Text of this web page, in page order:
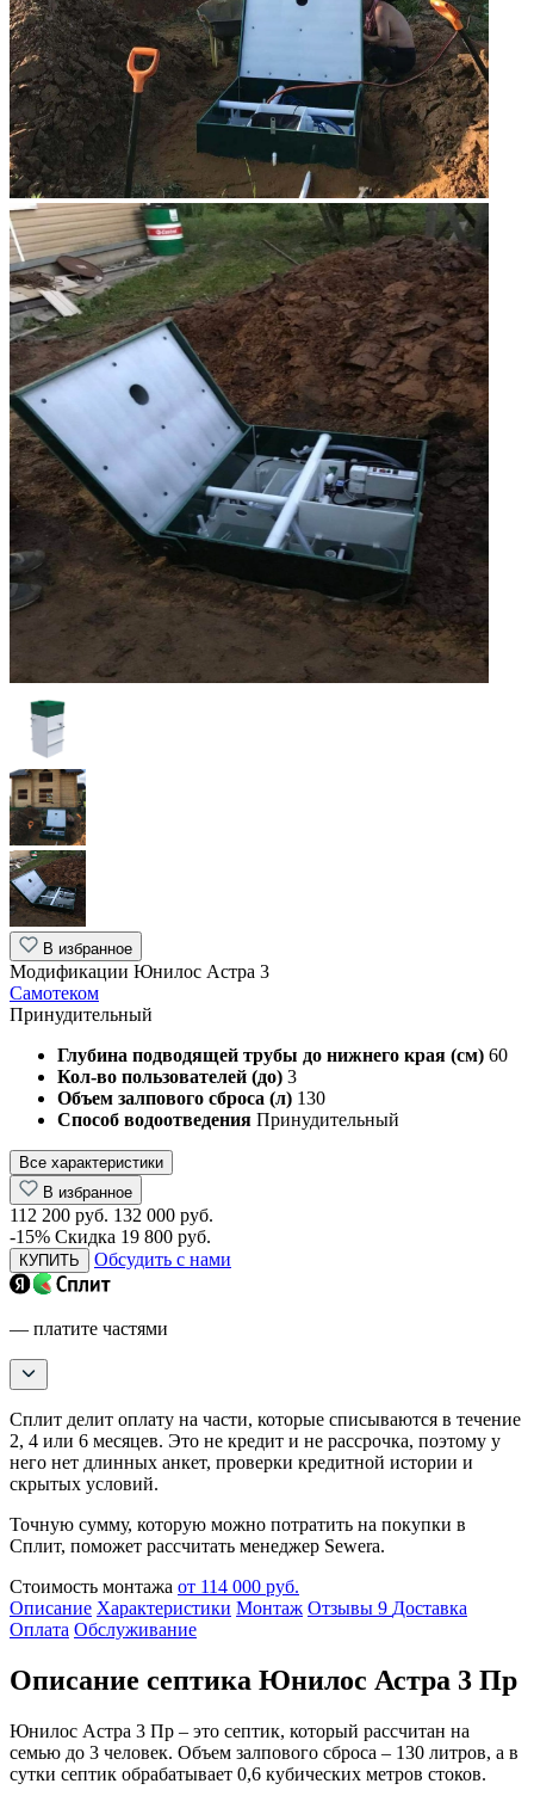
В избранное
Модификации Юнилос Астра 3
Самотеком
Принудительный
Глубина подводящей трубы до нижнего края (см) 60
Кол-во пользователей (до) 3
Объем залпового сброса (л) 130
Способ водоотведения Принудительный
Все характеристики
В избранное
112 200 руб. 132 000 руб.
-15% Скидка 19 800 руб.
КУПИТЬ Обсудить с нами
— платите частями
Сплит делит оплату на части, которые списываются в течение
2, 4 или 6 месяцев. Это не кредит и не рассрочка, поэтому у
него нет длинных анкет, проверки кредитной истории и
скрытых условий.
Точную сумму, которую можно потратить на покупки в
Сплит, поможет рассчитать менеджер Sewera.
Стоимость монтажа от 114 000 руб.
Описание Характеристики Монтаж Отзывы 9 Доставка
Оплата Обслуживание
Описание септика Юнилос Астра 3 Пр
Юнилос Астра 3 Пр – это септик, который рассчитан на
семью до 3 человек. Объем залпового сброса – 130 литров, а в
сутки септик обрабатывает 0,6 кубических метров стоков.